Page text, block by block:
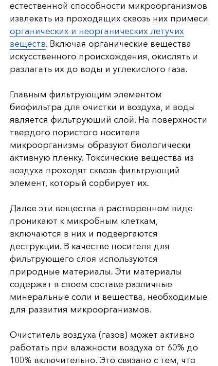
естественной способности микроорганизмов
извлекать из проходящих сквозь них примеси
органических и неорганических летучих
веществ. Включая органические вещества
искусственного происхождения, окислять и
разлагать их до воды и углекислого газа.
Главным фильтрующим элементом
биофильтра для очистки и воздуха, и воды
является фильтрующий слой. На поверхности
твердого пористого носителя
микроорганизмы образуют биологически
активную пленку. Токсические вещества из
воздуха проходят сквозь фильтрующий
элемент, который сорбирует их.
Далее эти вещества в растворенном виде
проникают к микробным клеткам,
включаются в них и подвергаются
деструкции. В качестве носителя для
фильтрующего слоя используются
природные материалы. Эти материалы
содержат в своем составе различные
минеральные соли и вещества, необходимые
для развития микроорганизмов.
Очиститель воздуха (газов) может активно
работать при влажности воздуха от 60% до
100% включительно. Это связано с тем, что